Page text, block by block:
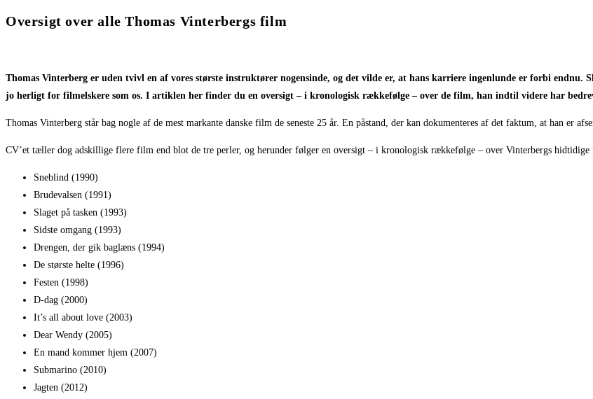
Oversigt over alle Thomas Vinterbergs film
Thomas Vinterberg er uden tvivl en af vores største instruktører nogensinde, og det vilde er, at hans karriere ingenlunde er forbi
jo herligt for filmelskere som os. I artiklen her finder du en oversigt – i kronologisk rækkefølge – over de film, han indtil videre har
Thomas Vinterberg står bag nogle af de mest markante danske film de seneste 25 år. En påstand, der kan dokumenteres af det faktum, at han er
CV’et tæller dog adskillige flere film end blot de tre perler, og herunder følger en oversigt – i kronologisk rækkefølge – over Vinterbergs
Sneblind (1990)
Brudevalsen (1991)
Slaget på tasken (1993)
Sidste omgang (1993)
Drengen, der gik baglæns (1994)
De største helte (1996)
Festen (1998)
D-dag (2000)
It’s all about love (2003)
Dear Wendy (2005)
En mand kommer hjem (2007)
Submarino (2010)
Jagten (2012)